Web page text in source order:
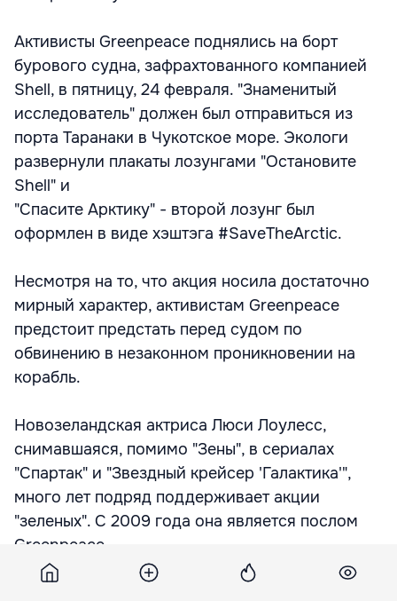
Активисты Greenpeace поднялись на борт
бурового судна, зафрахтованного компанией
Shell, в пятницу, 24 февраля. "Знаменитый
исследователь" должен был отправиться из
порта Таранаки в Чукотское море. Экологи
развернули плакаты лозунгами "Остановите
Shell" и
"Спасите Арктику" - второй лозунг был
оформлен в виде хэштэга #SaveTheArctic.
Несмотря на то, что акция носила достаточно
мирный характер, активистам Greenpeace
предстоит предстать перед судом по
обвинению в незаконном проникновении на
корабль.
Новозеландская актриса Люси Лоулесс,
снимавшаяся, помимо "Зены", в сериалах
"Спартак" и "Звездный крейсер 'Галактика'",
много лет подряд поддерживает акции
"зеленых". С 2009 года она является послом
Greenpeace.
Подпишитесь на новости Point.md в Google